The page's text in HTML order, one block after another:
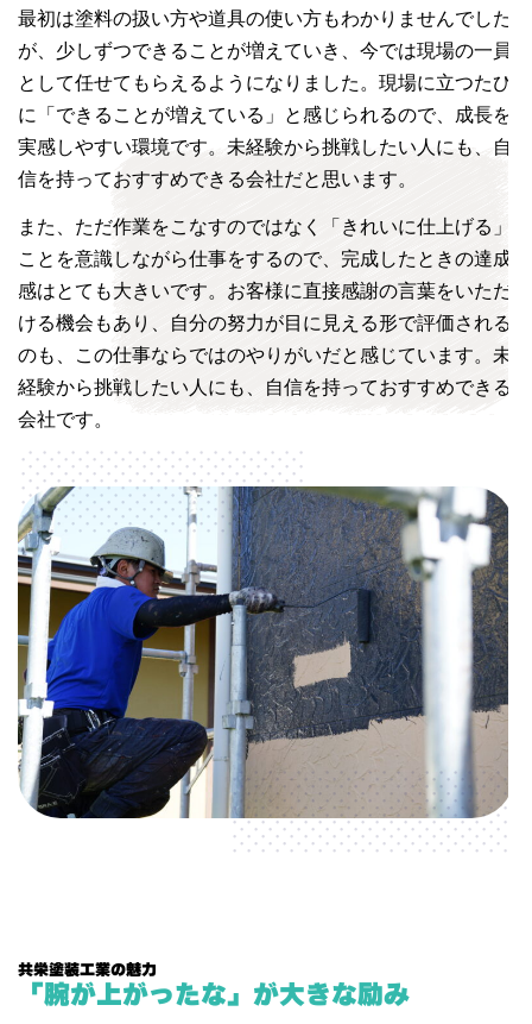
最初は塗料の扱い方や道具の使い方もわかりませんでした
が、少しずつできることが増えていき、今では現場の一員
として任せてもらえるようになりました。現場に立つたび
に「できることが増えている」と感じられるので、成長を
実感しやすい環境です。未経験から挑戦したい人にも、自
信を持っておすすめできる会社だと思います。
また、ただ作業をこなすのではなく「きれいに仕上げる」
ことを意識しながら仕事をするので、完成したときの達成
感はとても大きいです。お客様に直接感謝の言葉をいただ
ける機会もあり、自分の努力が目に見える形で評価される
のも、この仕事ならではのやりがいだと感じています。未
経験から挑戦したい人にも、自信を持っておすすめできる
会社です。
共栄塗装工業の魅力
「腕が上がったな」が大きな励み